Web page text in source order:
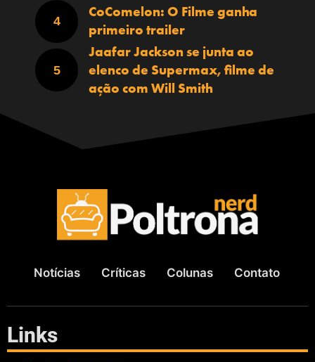
CoComelon: O Filme ganha
primeiro trailer
Jaafar Jackson se junta ao
elenco de Supermax, filme de
ação com Will Smith
Notícias Críticas Colunas Contato
Links